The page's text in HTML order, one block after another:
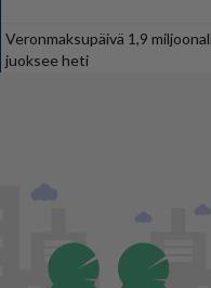
Veronmaksupäivä 1,9
juoksee heti